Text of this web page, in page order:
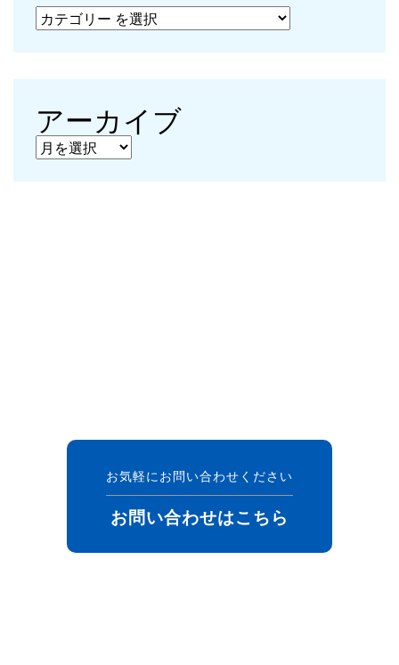
アーカイブ
アーカイブ
お気軽にお問い合わせください
お問い合わせはこちら